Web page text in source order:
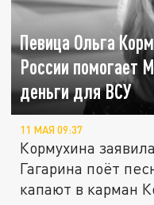
Певица Ольга
России помогает
деньги для ВСУ
11 МАЯ 09:37
Кормухина
Гагарина поёт
капают в карман